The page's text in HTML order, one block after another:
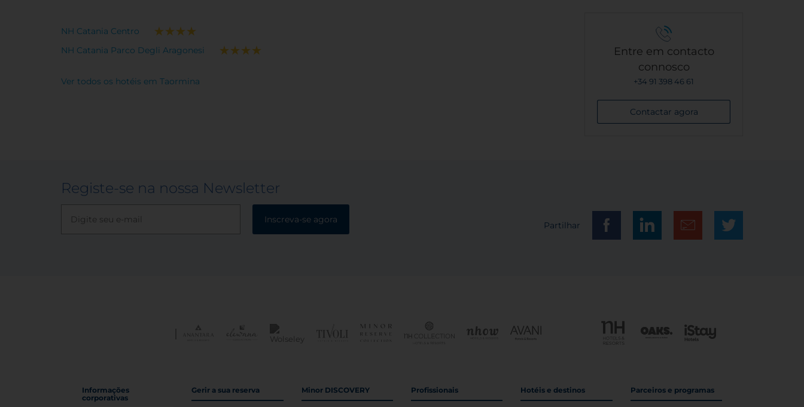
NH Catania Centro
NH Catania Parco Degli Aragonesi
Ver todos os hotéis em Taormina
Entre em contacto
connosco
+34 91 398 46 61
Contactar agora
Registe-se na nossa Newsletter
Inscreva-se agora
Partilhar
Informações
corporativas
Gerir a sua reserva Minor DISCOVERY Profissionais Hotéis e destinos Parceiros e programas